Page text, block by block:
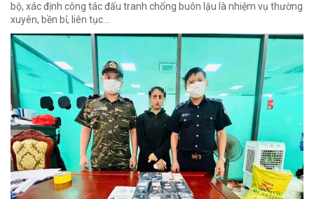
bộ, xác định công tác đấu tranh chống buôn lậu là nhiệm vụ thường
xuyên, bền bỉ, liên tục…